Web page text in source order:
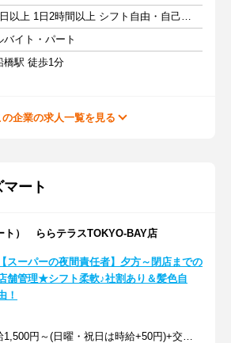
週1日以上 1日2時間以上 シフト自由・自己申告
バイト・パート
橋駅 徒歩1分
の企業の求人一覧を見る
ート
ト） ららテラスTOKYO-BAY店
【スーパーの夜間責任者】夕方～閉店までの
舗管理★シフト柔軟♪社割あり＆髪色自
！
時給1,500円～(日曜・祝日は時給+50円)+交通費